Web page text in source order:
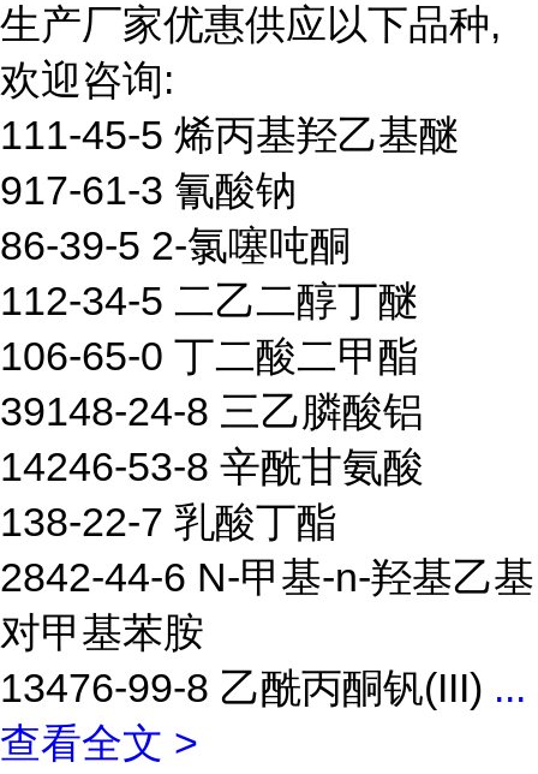
生产厂家优惠供应以下品种,
欢迎咨询:
111-45-5 烯丙基羟乙基醚
917-61-3 氰酸钠
86-39-5 2-氯噻吨酮
112-34-5 二乙二醇丁醚
106-65-0 丁二酸二甲酯
39148-24-8 三乙膦酸铝
14246-53-8 辛酰甘氨酸
138-22-7 乳酸丁酯
2842-44-6 N-甲基-n-羟基乙基
对甲基苯胺
13476-99-8 乙酰丙酮钒(III) ...
查看全文 >